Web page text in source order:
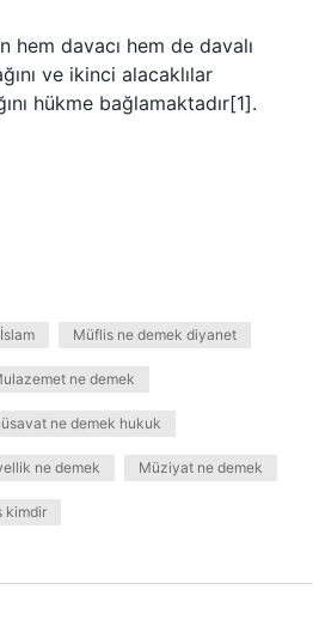
hem davacı hem de davalı
ve ikinci alacaklılar
hükme bağlamaktadır[1].
Müflis ne demek diyanet
ne demek
ne demek hukuk
ne demek Müziyat ne demek
kimdir